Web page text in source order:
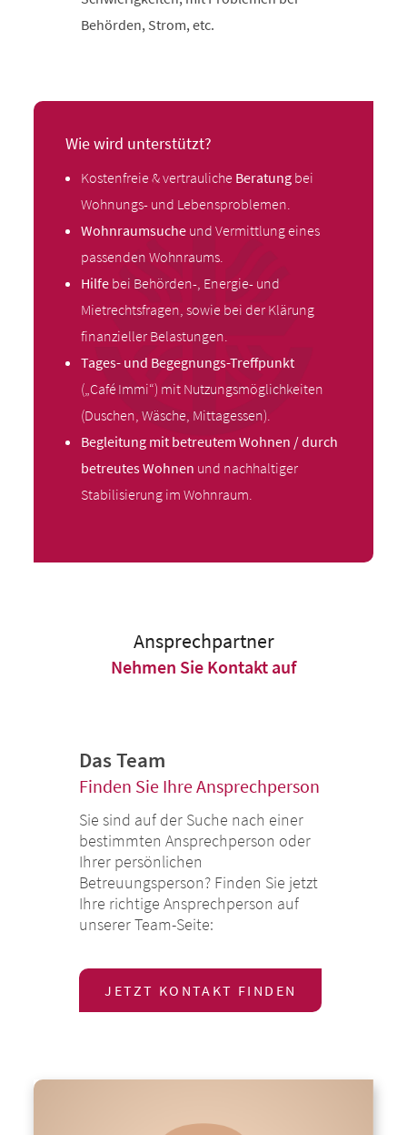
Behörden, Strom, etc.
Wie wird unterstützt?
Kostenfreie & vertrauliche Beratungbei
Wohnungs- und Lebensproblemen.
Wohnraumsucheund Vermittlung eines
passenden Wohnraums.
Hilfebei Behörden-, Energie- und
Mietrechtsfragen, sowie bei der Klärung
finanzieller Belastungen.
Tages- und Begegnungs-Treffpunkt
(„Café Immi“) mit Nutzungsmöglichkeiten
(Duschen, Wäsche, Mittagessen).
Begleitung mit betreutem Wohnen / durch
betreutes Wohnen und nachhaltiger
Stabilisierung im Wohnraum.
Ansprechpartner
Nehmen Sie Kontakt auf
Das Team
Finden Sie Ihre Ansprechperson
Sie sind auf der Suche nach einer
bestimmten Ansprechperson oder
Ihrer persönlichen
Betreuungsperson? Finden Sie jetzt
Ihre richtige Ansprechperson auf
unserer Team-Seite:
JETZT KONTAKT FINDEN